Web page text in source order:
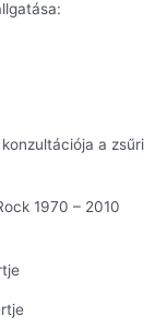
a zsűri
1970 – 2010